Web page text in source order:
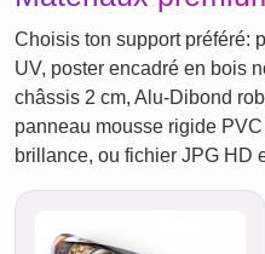
Choisis ton support préféré:
UV, poster encadré en bois
châssis 2 cm, Alu-Dibond
panneau mousse rigide
brillance, ou fichier JPG HD